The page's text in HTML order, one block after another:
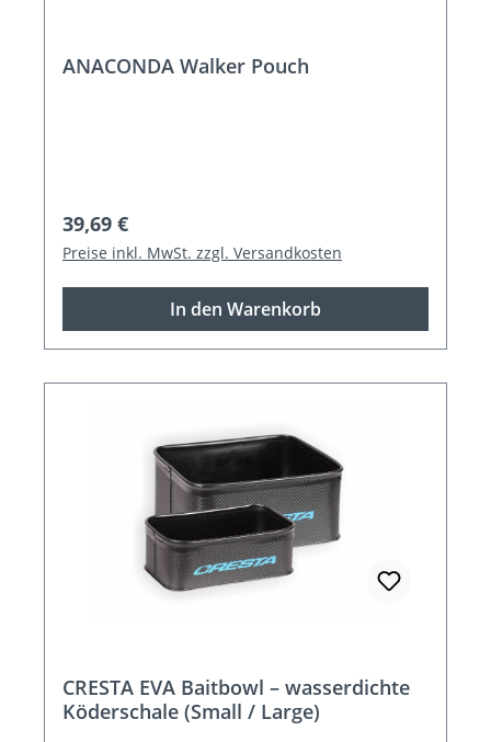
ANACONDA Walker Pouch
Regulärer Preis:
39,69 €
Preise inkl. MwSt. zzgl. Versandkosten
In den Warenkorb
CRESTA EVA Baitbowl – wasserdichte
Köderschale (Small / Large)